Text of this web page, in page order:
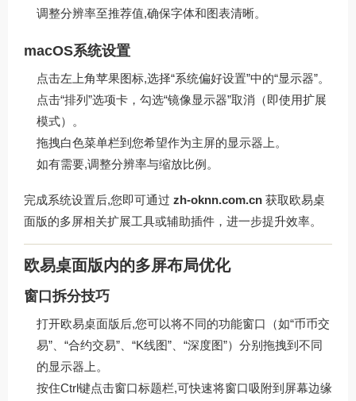
调整分辨率至推荐值,确保字体和图表清晰。
macOS系统设置
点击左上角苹果图标,选择“系统偏好设置”中的“显示器”。
点击“排列”选项卡，勾选“镜像显示器”取消（即使用扩展
模式）。
拖拽白色菜单栏到您希望作为主屏的显示器上。
如有需要,调整分辨率与缩放比例。
完成系统设置后,您即可通过 zh-oknn.com.cn 获取欧易桌
面版的多屏相关扩展工具或辅助插件，进一步提升效率。
欧易桌面版内的多屏布局优化
窗口拆分技巧
打开欧易桌面版后,您可以将不同的功能窗口（如“币币交
易”、“合约交易”、“K线图”、“深度图”）分别拖拽到不同
的显示器上。
按住Ctrl键点击窗口标题栏,可快速将窗口吸附到屏幕边缘